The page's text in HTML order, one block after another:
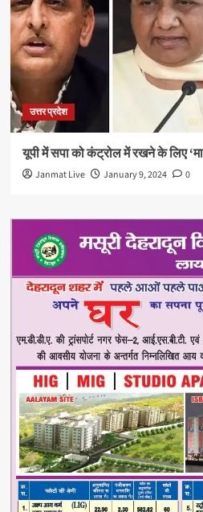
उत्तर प्रदेश
यूपी में सपा को कंट्रोल में रखने के लिए
Janmat Live January 9, 2024 0